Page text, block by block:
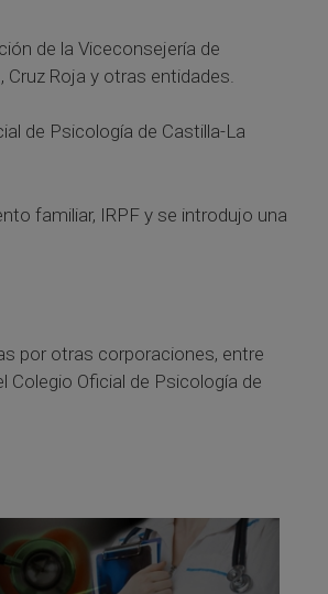
de la Viceconsejería de
Roja y otras entidades.
de Psicología de Castilla-La
familiar, IRPF y se introdujo una
por otras corporaciones, entre
Oficial de Psicología de